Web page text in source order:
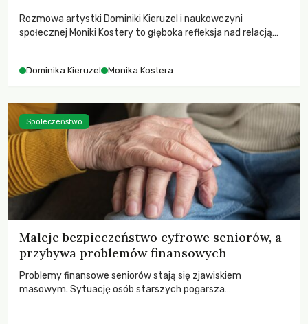
Rozmowa artystki Dominiki Kieruzel i naukowczyni
społecznej Moniki Kostery to głęboka refleksja nad relacją
Dominika Kieruzel Monika Kostera
Maleje bezpieczeństwo cyfrowe seniorów, a
przybywa problemów finansowych
Problemy finansowe seniorów stają się zjawiskiem
masowym. Sytuację osób starszych pogarsza
Społeczeństwo